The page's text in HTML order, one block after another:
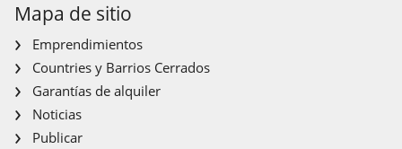
Mapa de sitio
Emprendimientos
Countries y Barrios Cerrados
Garantías de alquiler
Noticias
Publicar